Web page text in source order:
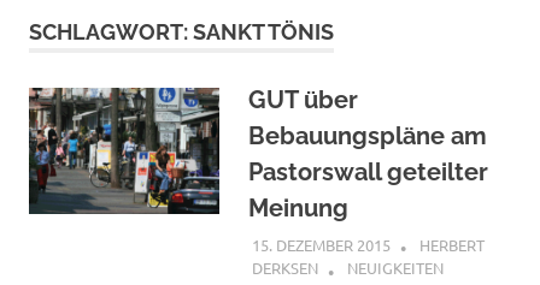
SCHLAGWORT:SANKT TÖNIS
GUT über
Bebauungspläne am
Pastorswall geteilter
Meinung
15. DEZEMBER 2015
HERBERT
DERKSEN
NEUIGKEITEN